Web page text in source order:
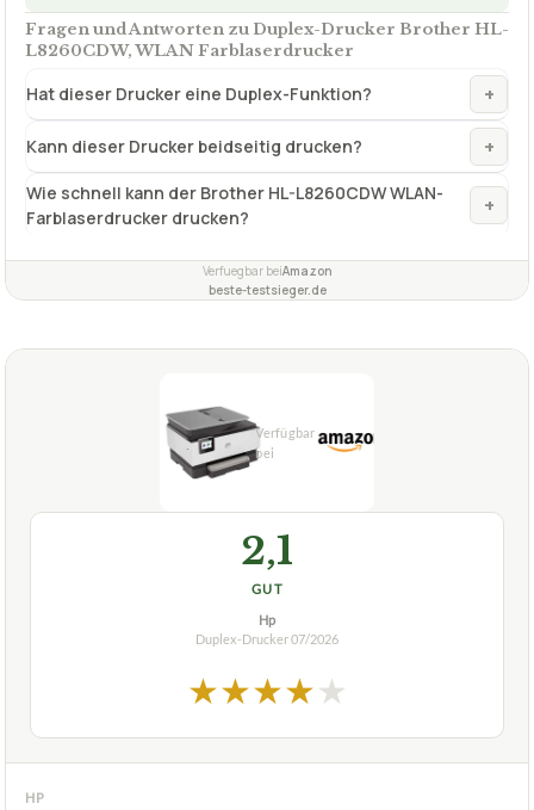
Fragen und Antworten zu Duplex-Drucker Brother HL-
L8260CDW, WLAN Farblaserdrucker
Hat dieser Drucker eine Duplex-Funktion? +
Kann dieser Drucker beidseitig drucken? +
Wie schnell kann der Brother HL-L8260CDW WLAN-
Farblaserdrucker drucken?
+
Verfuegbar beiAmazon
beste-testsieger.de
2,1
GUT
Hp
Duplex-Drucker07/2026
★★★★★
HP